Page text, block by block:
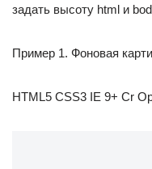
задать высоту html и
Пример 1. Фоновая
HTML5 CSS3 IE 9+ Cr